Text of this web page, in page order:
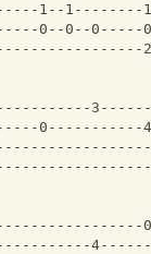
1--1--------
0--0--0-----
0-----------